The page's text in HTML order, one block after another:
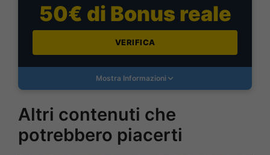
50€ di Bonus reale
VERIFICA
Mostra Informazioni
Altri contenuti che
potrebbero piacerti